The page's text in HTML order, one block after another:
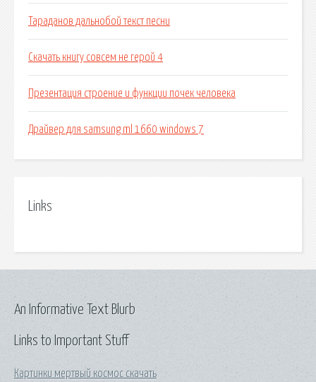
Тараданов дальнобой текст песни
Скачать книгу совсем не герой 4
Презентация строение и функции почек человека
Драйвер для samsung ml 1660 windows 7
Links
Links to Important Stuff
Картинки мертвый космос скачать
An Informative Text Blurb